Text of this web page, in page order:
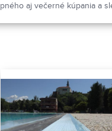
aj večerné kúpania a